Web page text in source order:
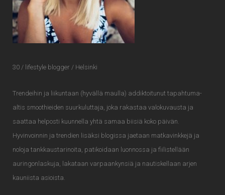
30 / lifestyle blogger / Helsinki
Trendeihin ja liikuntaan (hyvällä maulla) addiktoitunut tapahtuma-
altis smoothieiden suurkuluttaja, joka rakastaa valokuvausta ja
saattaa helposti kuunnella yhtä samaa biisiä koko päivän.
Hyvinvoinnin ja trendien lisäksi blogissa jaetaan matkavinkkejä ja
noloja tankkaustarinoita, patikoidaan luonnossa ja fiilistellään
auringonlaskuja, lakataan varpaankynsiä ja nautiskellaan arjen
kauniista asioista.